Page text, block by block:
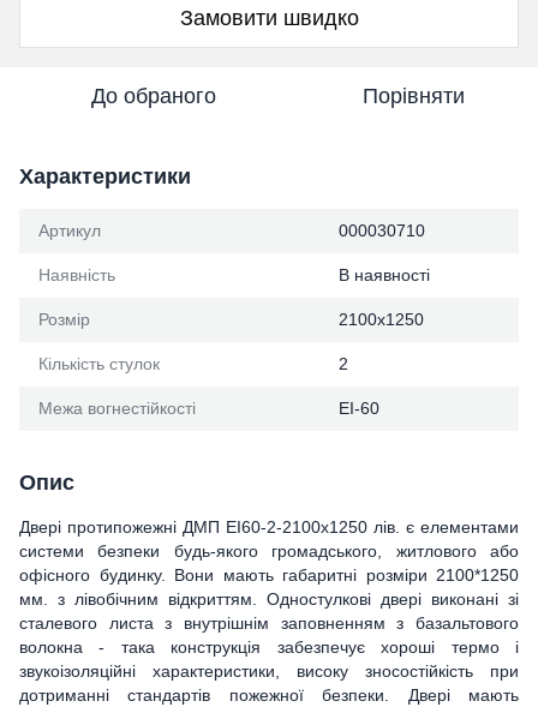
Замовити швидко
До обраного Порівняти
Характеристики
Артикул 000030710
Наявність В наявності
Розмір 2100х1250
Кількість стулок 2
Межа вогнестійкості ЕІ-60
Опис
Двері протипожежні ДМП ЕІ60-2-2100x1250 лів. є елементами
системи безпеки будь-якого громадського, житлового або
офісного будинку. Вони мають габаритні розміри 2100*1250
мм. з лівобічним відкриттям. Одностулкові двері виконані зі
сталевого листа з внутрішнім заповненням з базальтового
волокна - така конструкція забезпечує хороші термо і
звукоізоляційні характеристики, високу зносостійкість при
дотриманні стандартів пожежної безпеки. Двері мають